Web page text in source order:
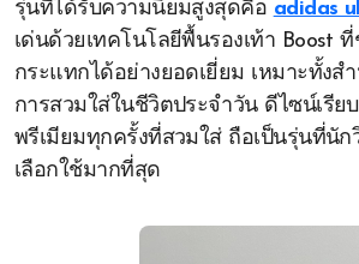
รุ่นที่ได้รับความนิยมสูงสุดคือ adidas
เด่นด้วยเทคโนโลยีพื้นรองเท้า Boost
กระแทกได้อย่างยอดเยี่ยม เหมาะทั้งส
การสวมใส่ในชีวิตประจำวัน ดีไซน์เรีย
พรีเมียมทุกครั้งที่สวมใส่ ถือเป็นรุ่นที่นั
เลือกใช้มากที่สุด